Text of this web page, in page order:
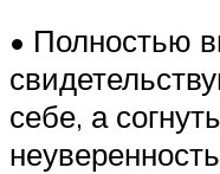
• Полностью
себе, а